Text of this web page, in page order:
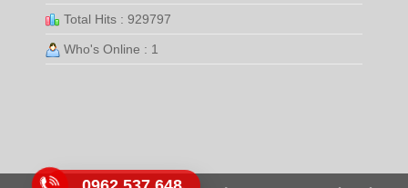
Total Hits : 929797
Who's Online : 1